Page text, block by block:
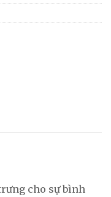
cho sự bình